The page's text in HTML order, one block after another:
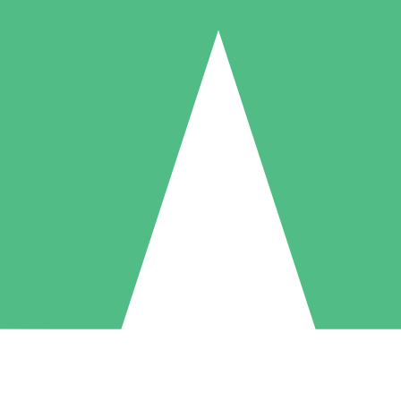
Individuele Creditpakketten
per gebruik met downloadtegoeden. Geen maandelijkse verplichting
5 Downloaden
US$